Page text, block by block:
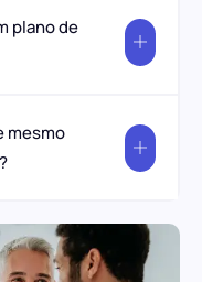
plano de
mesmo